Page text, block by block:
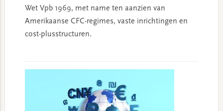
Wet Vpb 1969, met name ten aanzien van
Amerikaanse CFC-regimes, vaste inrichtingen en
cost-plusstructuren.